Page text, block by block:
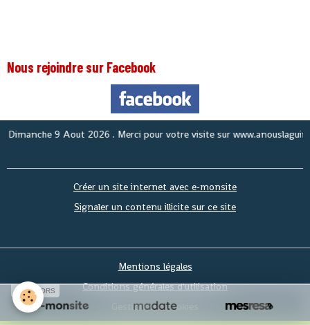
Nous rejoindre sur Facebook
9 Aout 2026 . Merci pour votre visite sur
Créer un site internet avec e-monsite
Signaler un contenu illicite sur ce site
Mentions légales
Conditions générales d'utilisation
Gestion des cookies
SPONSORS